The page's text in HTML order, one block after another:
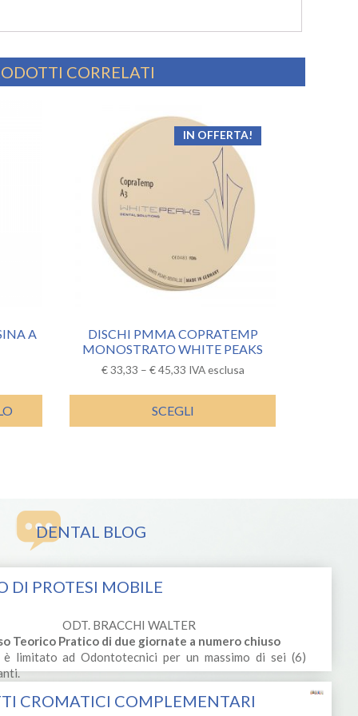
CORRELATI
A
IN OFFERTA!
DISCHI PMMA COPRATEMP
MONOSTRATO WHITE PEAKS
€33,33 – €45,33 IVA esclusa
SCEGLI
DENTAL BLOG
DI PROTESI MOBILE
ODT. BRACCHI WALTER
Teorico Pratico di due giornate a numero chiuso
limitato ad Odontotecnici per un massimo di sei (6)
e
Attualità in protesi
totale, domanda e
CROMATICI COMPLEMENTARI